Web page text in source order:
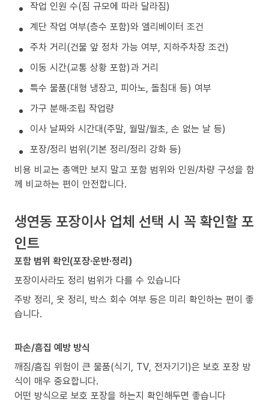
작업 인원 수(짐 규모에 따라 달라짐)
계단 작업 여부(층수 포함)와 엘리베이터 조건
주차 거리(건물 앞 정차 가능 여부, 지하주차장 조건)
이동 시간(교통 상황 포함)과 거리
특수 물품(대형 냉장고, 피아노, 돌침대 등) 여부
가구 분해·조립 작업량
이사 날짜와 시간대(주말, 월말/월초, 손 없는 날 등)
포장/정리 범위(기본 정리/정리 강화 등)
비용 비교는 총액만 보지 말고 포함 범위와 인원/차량 구성을 함
께 비교하는 편이 안전합니다.
생연동 포장이사 업체 선택 시 꼭 확인할 포
인트
포함 범위 확인(포장·운반·정리)
포장이사라도 정리 범위가 다를 수 있습니다
주방 정리, 옷 정리, 박스 회수 여부 등은 미리 확인하는 편이 좋
습니다.
파손/흠집 예방 방식
깨짐/흠집 위험이 큰 물품(식기, TV, 전자기기)은 보호 포장 방
식이 매우 중요합니다.
어떤 방식으로 보호 포장을 하는지 확인해두면 좋습니다